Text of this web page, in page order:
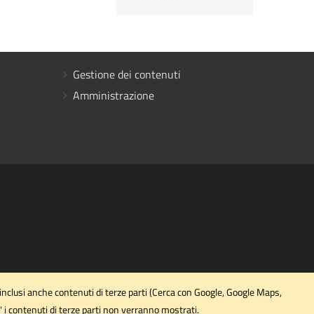
Gestione dei contenuti
Amministrazione
anche contenuti di terze parti (Cerca con Google, Google Maps,
i contenuti di terze parti non verranno mostrati.